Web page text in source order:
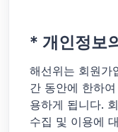
* 개인정보
해선위는 회원가
간 동안에 한하
용하게 됩니다.
수집 및 이용에